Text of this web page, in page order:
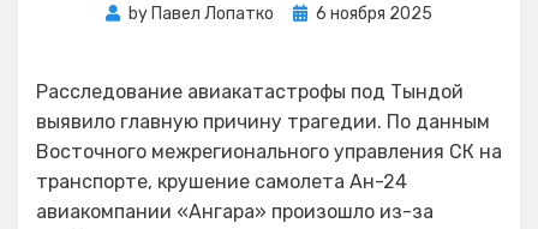
by Павел Лопатко
Posted
6 ноября 2025
Расследование авиакатастрофы под Тындой
выявило главную причину трагедии. По данным
Восточного межрегионального управления СК на
транспорте, крушение самолета Ан-24
авиакомпании «Ангара» произошло из-за